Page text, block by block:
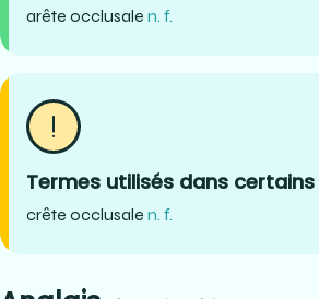
arête occlusale n. f.
Termes utilisés dans
crête occlusale n. f.